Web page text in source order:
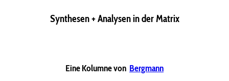
Synthesen + Analysen in der Matrix
Eine Kolumne von Bergmann